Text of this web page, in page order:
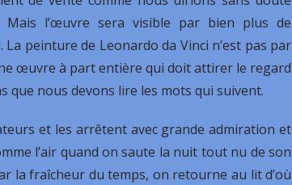
Mais l’œuvre sera visible par bien plus de
peinture de Leonardo da Vinci n’est pas par
œuvre à part entière qui doit attirer le regard
que nous devons lire les mots qui suivent.
et les arrêtent avec grande admiration et
l’air quand on saute la nuit tout nu de son
la fraîcheur du temps, on retourne au lit d’où